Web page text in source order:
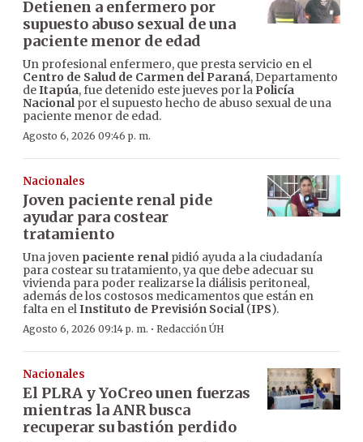
Detienen a enfermero por
supuesto abuso sexual de una
paciente menor de edad
Un profesional enfermero, que presta servicio en el
Centro de Salud de Carmen del Paraná, Departamento
deItapúa, fue detenido este jueves por la Policía
Nacionalpor el supuesto hecho de abuso sexual de una
paciente menor de edad.
Agosto 6, 2026 09:46 p. m.
Nacionales
Joven paciente renal pide
ayudar para costear
tratamiento
Una joven paciente renalpidió ayuda a la ciudadanía
para costear su tratamiento, ya que debe adecuar su
vivienda para poder realizarse la diálisis peritoneal,
además de los costosos medicamentos que están en
falta en elInstituto de Previsión Social(IPS).
Agosto 6, 2026 09:14 p. m. · Redacción ÚH
Nacionales
El PLRA y YoCreo unen fuerzas
mientras la ANR busca
recuperar su bastión perdido